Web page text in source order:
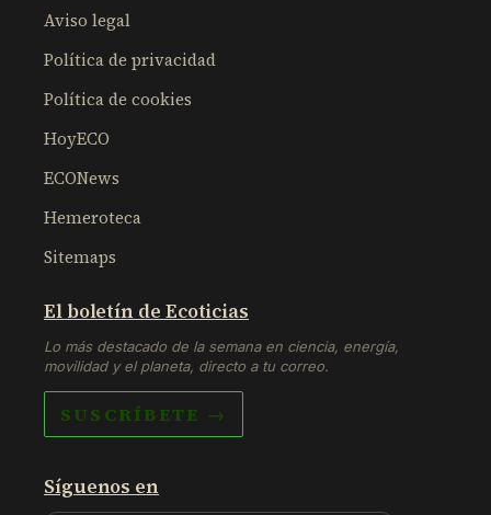
Aviso legal
Política de privacidad
Política de cookies
HoyECO
ECONews
Hemeroteca
Sitemaps
El boletín de Ecoticias
Lo más destacado de la semana en ciencia, energía,
movilidad y el planeta, directo a tu correo.
SUSCRÍBETE →
Síguenos en